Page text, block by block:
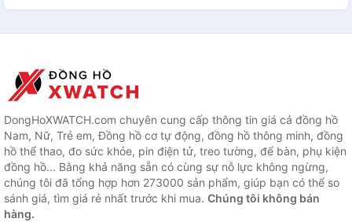
DongHoXWATCH.com chuyên cung cấp thông tin giá cả đồng hồ
Nam, Nữ, Trẻ em, Đồng hồ cơ tự động, đồng hồ thông minh, đồng
hồ thể thao, đo sức khỏe, pin điện tử, treo tường, để bàn, phụ kiện
đồng hồ... Bằng khả năng sẵn có cùng sự nỗ lực không ngừng,
chúng tôi đã tổng hợp hơn 273000 sản phẩm, giúp bạn có thể so
sánh giá, tìm giá rẻ nhất trước khi mua. Chúng tôi không bán
hàng.